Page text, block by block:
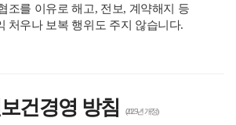
조를 이유로 해고, 전보, 계약해지 등
처우나 보복 행위도 주지 않습니다.
건경영 방침 (2025년 개정)